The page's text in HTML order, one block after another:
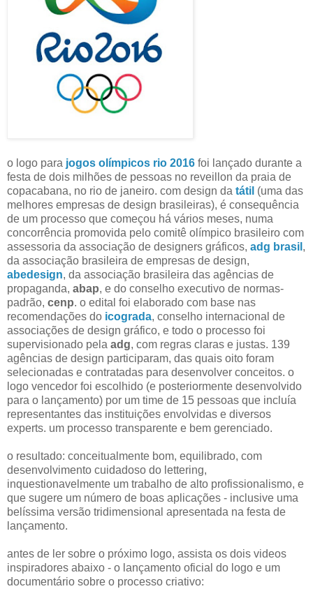
o logo para jogos olímpicos rio 2016 foi lançado durante a
festa de dois milhões de pessoas no reveillon da praia de
copacabana, no rio de janeiro. com design da tátil (uma das
melhores empresas de design brasileiras), é consequência
de um processo que começou há vários meses, numa
concorrência promovida pelo comitê olímpico brasileiro com
assessoria da associação de designers gráficos, adg brasil ,
da associação brasileira de empresas de design,
abedesign, da associação brasileira das agências de
propaganda, abap, e do conselho executivo de normas-
padrão, cenp. o edital foi elaborado com base nas
recomendações do icograda, conselho internacional de
associações de design gráfico, e todo o processo foi
supervisionado pela adg, com regras claras e justas. 139
agências de design participaram, das quais oito foram
selecionadas e contratadas para desenvolver conceitos. o
logo vencedor foi escolhido (e posteriormente desenvolvido
para o lançamento) por um time de 15 pessoas que incluía
representantes das instituições envolvidas e diversos
experts. um processo transparente e bem gerenciado.
o resultado: conceitualmente bom, equilibrado, com
desenvolvimento cuidadoso do lettering,
inquestionavelmente um trabalho de alto profissionalismo, e
que sugere um número de boas aplicações - inclusive uma
belíssima versão tridimensional apresentada na festa de
lançamento.
antes de ler sobre o próximo logo, assista os dois videos
inspiradores abaixo - o lançamento oficial do logo e um
documentário sobre o processo criativo: